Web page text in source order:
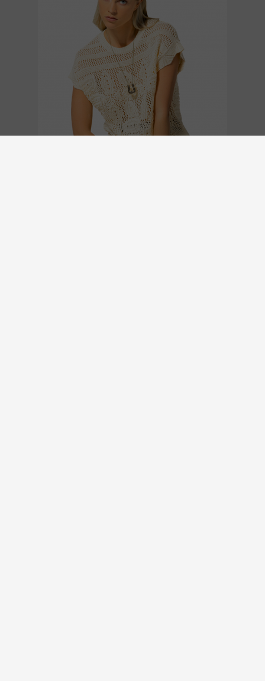
T. +32 (0)16 61 71 60
© 2026 CARMI -
CLEAR E-COMMERCE WITHIN THE EU WITH ODR
INFORMATION PLATFORM.
WEBSITE BY